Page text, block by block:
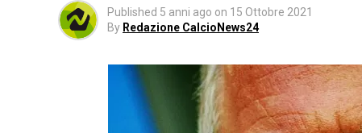
Published 5 anni ago on 15 Ottobre 2021
By Redazione CalcioNews24